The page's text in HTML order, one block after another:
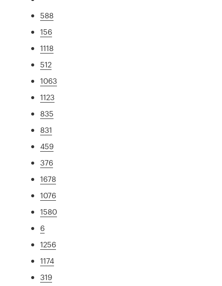
588
156
1118
512
1063
1123
835
831
459
376
1678
1076
1580
6
1256
1174
319